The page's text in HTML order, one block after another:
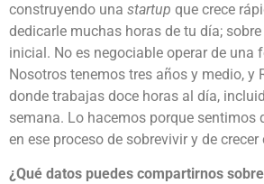
construyendo una startup que crece
dedicarle muchas horas de tu día;
inicial. No es negociable operar de una
Nosotros tenemos tres años y medio, y
donde trabajas doce horas al día,
semana. Lo hacemos porque sentimos
en ese proceso de sobrevivir y de
¿Qué datos puedes compartirnos